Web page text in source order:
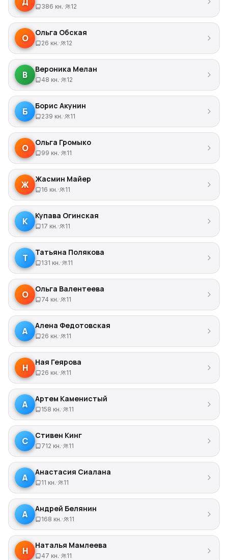
386 кн.· 12
О
Ольга Обская
26 кн.· 12
В
Вероника Мелан
48 кн.· 12
Б
Борис Акунин
239 кн.· 11
О
Ольга Громыко
99 кн.· 11
Ж
Жасмин Майер
16 кн.· 11
К
Купава Огинская
17 кн.· 11
Т
Татьяна Полякова
131 кн.· 11
О
Ольга Валентеева
74 кн.· 11
А
Алена Федотовская
26 кн.· 11
Н
Ная Геярова
26 кн.· 11
А
Артем Каменистый
158 кн.· 11
С
Стивен Кинг
712 кн.· 11
А
Анастасия Сиалана
11 кн.· 11
А
Андрей Белянин
168 кн.· 11
Н
Наталья Мамлеева
47 кн.· 11